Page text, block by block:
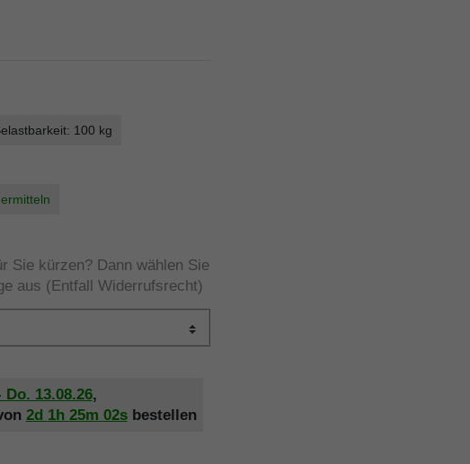
100 kg
Sie kürzen? Dann wählen Sie
aus (Entfall Widerrufsrecht)
Do. 13.08.26,
2d 1h 25m 01sbestellen